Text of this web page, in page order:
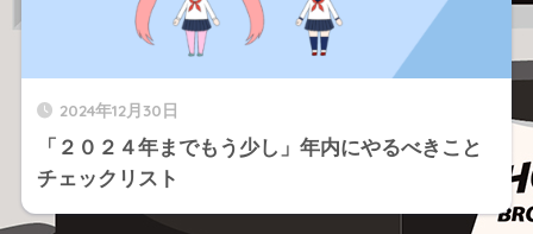
2024年12月30日
「２０２４年までもう少し」年内にやるべきこと
チェックリスト